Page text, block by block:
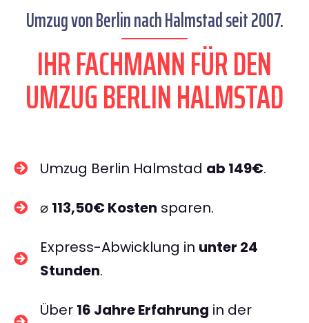
Umzug von Berlin nach Halmstad seit 2007.
IHR FACHMANN FÜR DEN
UMZUG BERLIN HALMSTAD
Umzug Berlin Halmstad ab 149€.
⌀ 113,50€ Kosten sparen.
Express-Abwicklung in unter 24
Stunden.
Über 16 Jahre Erfahrung in der